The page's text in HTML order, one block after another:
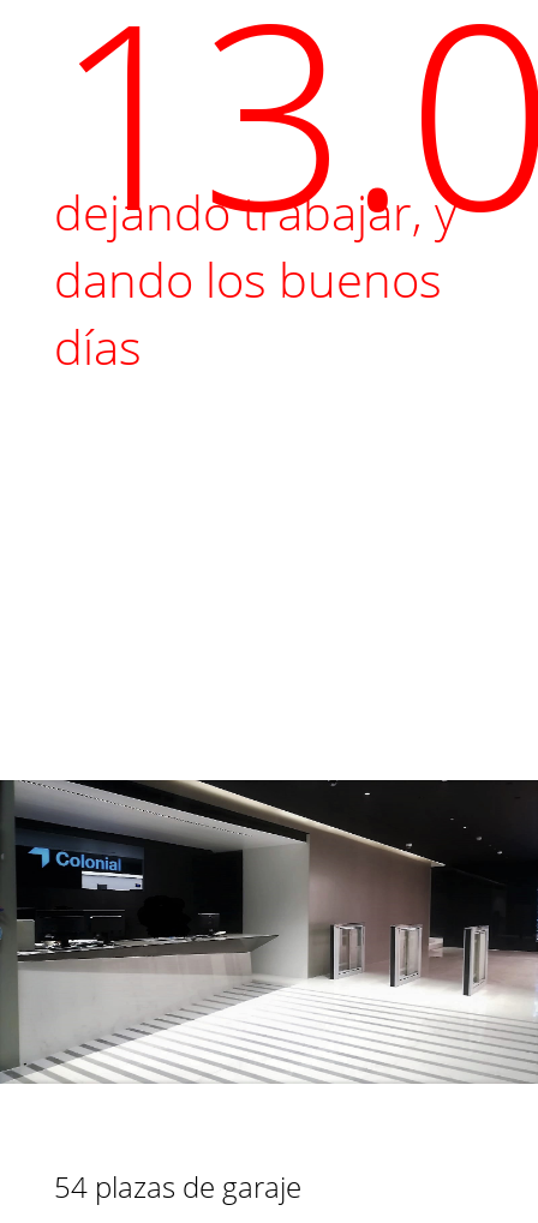
dejando trabajar, y
dando los buenos
días
54 plazas de garaje